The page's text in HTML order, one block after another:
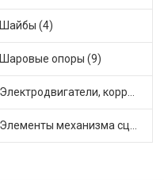
Шайбы (4)
Шаровые опоры (9)
Электродвигатели, корректоры и приводы автомобильн (30)
Элементы механизма сцепления (45)